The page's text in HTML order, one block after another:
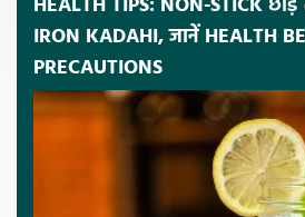
IRON KADAHI, जानें HEALTH
PRECAUTIONS